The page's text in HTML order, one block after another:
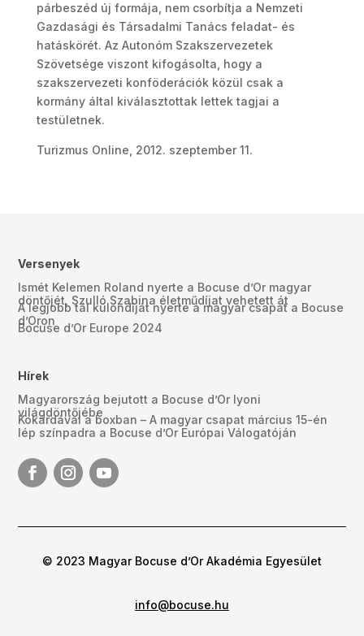
párbeszéd új formája, nem csorbítja a Nemzeti
Gazdasági és Társadalmi Tanács feladat- és
hatáskörét. Az Autonóm Szakszervezetek
Szövetsége viszont kifogásolta, hogy a
szakszervezeti konföderációk közül csak a
kormány által kiválasztottak lettek tagjai a
testületnek.
Turizmus Online, 2012. szeptember 11.
Versenyek
Ismét Kelemen Roland nyerte a Bocuse d’Or magyar
döntőjét, Szulló Szabina életműdíjat vehetett át
A legjobb tál különdíját nyerte a magyar csapat a Bocuse
d’Oron
Bocuse d’Or Europe 2024
Hírek
Magyarország bejutott a Bocuse d’Or lyoni
világdöntőjébe
Kokárdával a boxban – A magyar csapat március 15-én
lép színpadra a Bocuse d’Or Európai Válogatóján
© 2023 Magyar Bocuse d’Or Akadémia Egyesület
info@bocuse.hu